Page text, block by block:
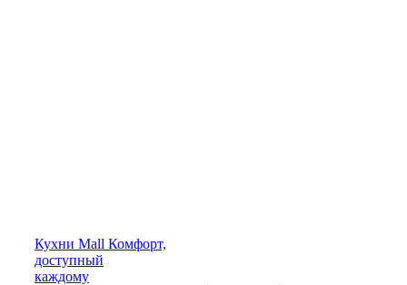
Кухни Mall Комфорт,
доступный
каждому